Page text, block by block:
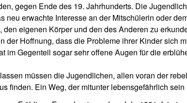
gegen Ende des 19. Jahrhunderts. Die
neu erwachte Interesse an der Mitschülerin oder
eigenen Körper und den des Anderen zu
der Hoffnung, dass die Probleme ihrer Kinder sich
im Gegenteil sogar sehr offene Augen für die
müssen die Jugendlichen, allen voran der
finden. Ein Weg, der mitunter lebensgefährlich sein